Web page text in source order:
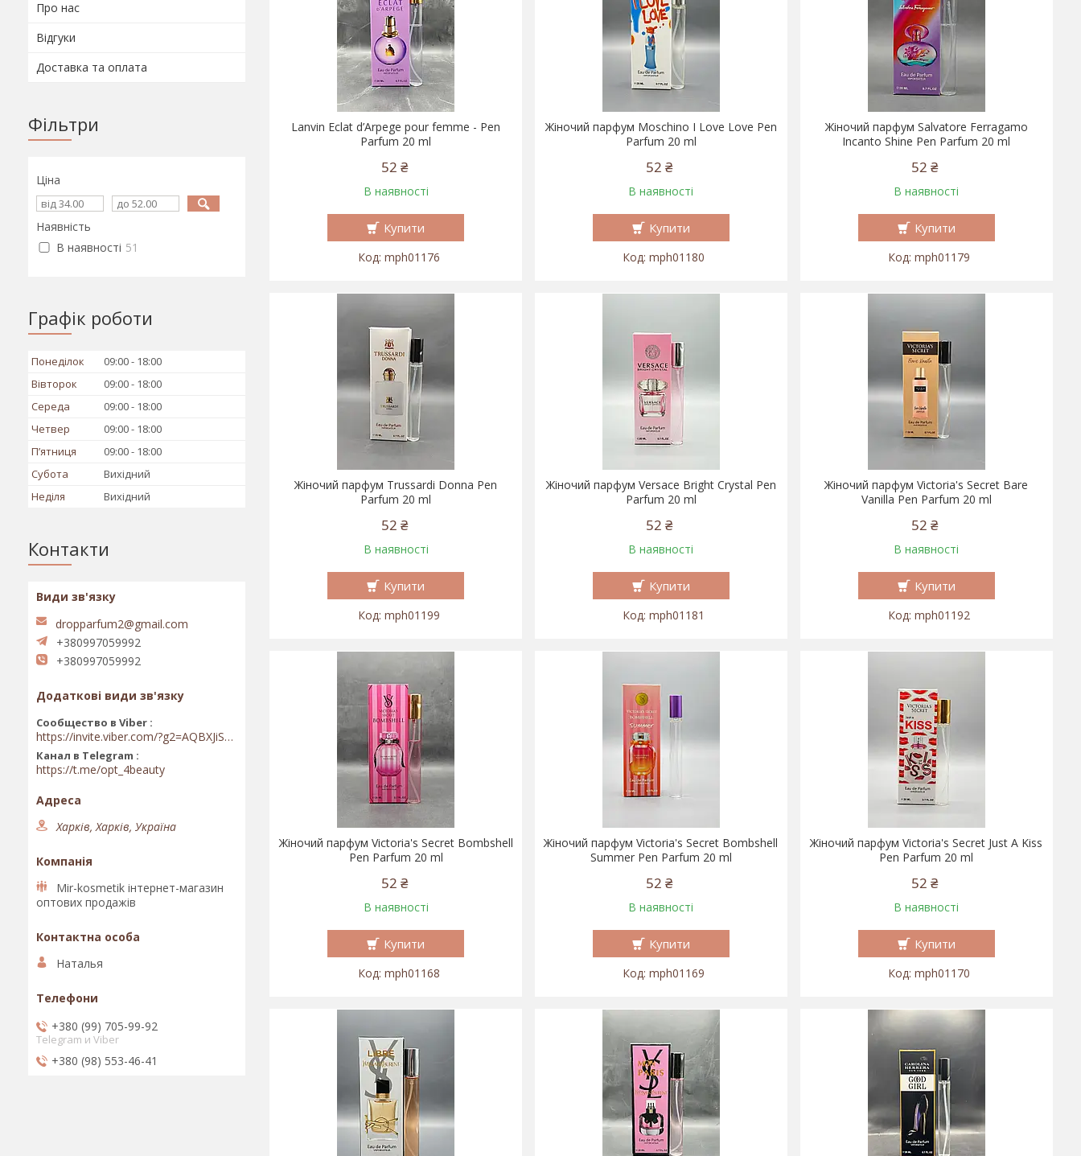
Lanvin Eclat d’Arpege pour femme - Pen
Parfum 20 ml
52 ₴
В наявності
Купити
mph01176
Жіночий парфум Moschino I Love Love Pen
Parfum 20 ml
52 ₴
В наявності
Купити
mph01180
Жіночий парфум Salvatore Ferragamo
Incanto Shine Pen Parfum 20 ml
52 ₴
В наявності
Купити
mph01179
Жіночий парфум Trussardi Donna Pen
Parfum 20 ml
52 ₴
В наявності
Купити
mph01199
Жіночий парфум Versace Bright Crystal Pen
Parfum 20 ml
52 ₴
В наявності
Купити
mph01181
Жіночий парфум Victoria's Secret Bare
Vanilla Pen Parfum 20 ml
52 ₴
В наявності
Купити
mph01192
Жіночий парфум Victoria's Secret Bombshell
Pen Parfum 20 ml
52 ₴
В наявності
Купити
mph01168
Жіночий парфум Victoria's Secret Bombshell
Summer Pen Parfum 20 ml
52 ₴
В наявності
Купити
mph01169
Жіночий парфум Victoria's Secret Just A Kiss
Pen Parfum 20 ml
52 ₴
В наявності
Купити
mph01170
Про нас
Відгуки
Доставка та оплата
Фільтри
Ціна
Наявність
В наявності 51
Графік роботи
Понеділок 09:00
18:00
Вівторок
09:00
18:00
Середа
09:00
18:00
Четвер
09:00
18:00
Пʼятниця
09:00
18:00
Субота
Вихідний
Неділя
Вихідний
Контакти
dropparfum2@gmail.com
+380997059992
+380997059992
Сообщество в Viber
https://invite.viber.com/?g2=AQBXJiSwIKj9N0wsLWM5JifCoZ3k4Lza4fq58RAqpi3Qaj4OiaoTVb4yP1q7iB6e
Канал в Telegram
https://t.me/opt_4beauty
Харків, Харків, Україна
Mir-kosmetik інтернет-магазин
оптових продажів
Наталья
+380 (99) 705-99-92
Telegram и Viber
+380 (98) 553-46-41